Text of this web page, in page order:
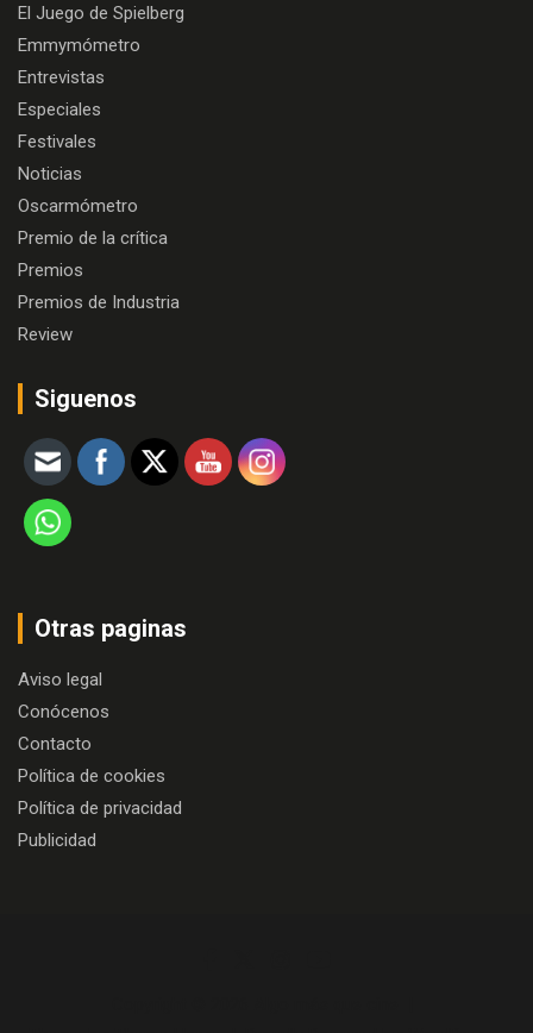
El Juego de Spielberg
Emmymómetro
Entrevistas
Especiales
Festivales
Noticias
Oscarmómetro
Premio de la crítica
Premios
Premios de Industria
Review
Siguenos
Otras paginas
Aviso legal
Conócenos
Contacto
Política de cookies
Política de privacidad
Publicidad